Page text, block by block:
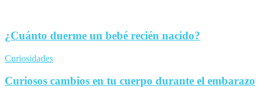
¿Cuánto duerme un bebé recién nacido?
Curiosidades
Curiosos cambios en tu cuerpo durante el embarazo